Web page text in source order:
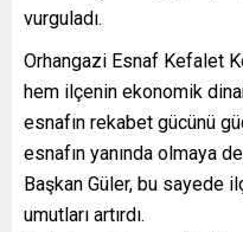
vurguladı.
Orhangazi Esnaf Kefalet
hem ilçenin ekonomik
esnafın rekabet gücünü
esnafın yanında olmaya
Başkan Güler, bu sayede
umutları artırdı.